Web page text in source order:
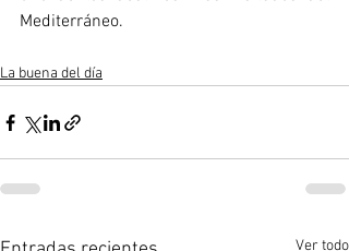
Mediterráneo.
La buena del día
Ver todo